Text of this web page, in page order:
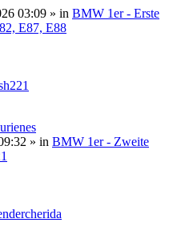
03:09 » in BMW 1er - Erste
E87, E88
» in BMW 1er - Zweite